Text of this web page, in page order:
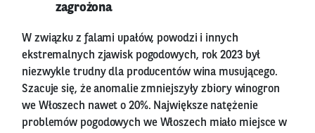
zagrożona
W związku z falami upałów, powodzi i innych
ekstremalnych zjawisk pogodowych, rok 2023 był
niezwykle trudny dla producentów wina musującego.
Szacuje się, że anomalie zmniejszyły zbiory winogron
we Włoszech nawet o 20%. Największe natężenie
problemów pogodowych we Włoszech miało miejsce w